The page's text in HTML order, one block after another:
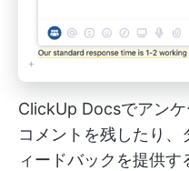
ClickUp Docsでアン
コメントを残したり、
ィードバックを提供す